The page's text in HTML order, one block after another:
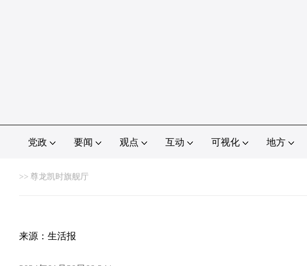
党政 要闻 观点 互动 可视化 地方
>> 尊龙凯时旗舰厅
来源：生活报